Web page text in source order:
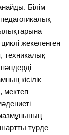
Білім
циклі жекеленген
техникалық
кісілік
мектеп
түрде